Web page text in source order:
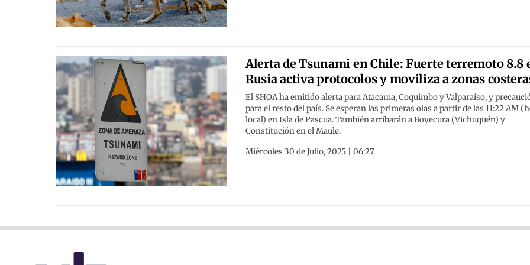
Alerta de Tsunami en Chile: Fuerte terremoto 8.8
Rusia activa protocolos y moviliza a zonas
El SHOA ha emitido alerta para Atacama, Coquimbo y Valparaíso, y
para el resto del país. Se esperan las primeras olas a partir de las 11:22 AM
local) en Isla de Pascua. También arribarán a Boyecura (Vichuquén) y
Constitución en el Maule.
Miércoles 30 de Julio, 2025 | 06:27